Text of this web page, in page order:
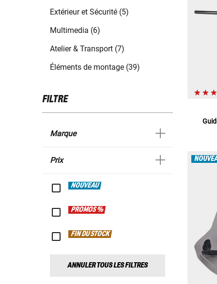
Extérieur et Sécurité (5)
Multimedia (6)
Atelier & Transport (7)
Éléments de montage (39)
FILTRE
Marque
Prix
NOUVEAU
PROMOS %
FIN DU STOCK
ANNULER TOUS LES FILTRES